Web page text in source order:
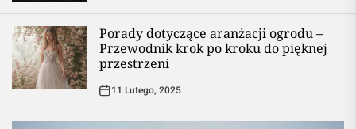
Porady dotyczące aranżacji ogrodu –
Przewodnik krok po kroku do pięknej
przestrzeni
11 Lutego, 2025